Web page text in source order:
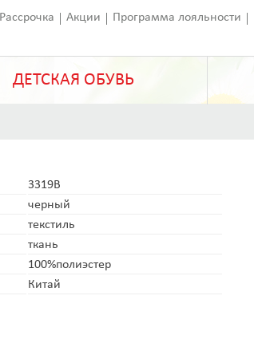
Рассрочка Акции Программа лояльности
ДЕТСКАЯ ОБУВЬ
3319B
черный
текстиль
ткань
100%полиэстер
Китай